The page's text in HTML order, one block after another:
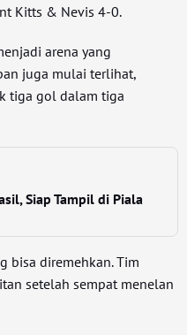
Kitts & Nevis 4-0.
arena yang
juga mulai terlihat,
tiga gol dalam tiga
Siap Tampil di Piala
bisa diremehkan. Tim
setelah sempat menelan